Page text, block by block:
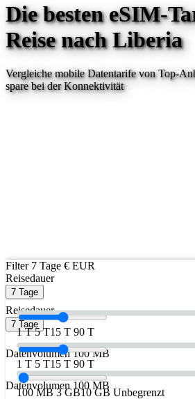
Die besten eSIM-
Reisenach Liberia
Vergleiche mobile Datentarife von Top-
spare bei der Konnektivität
Filter 7 Tage € EUR
Reisedauer
7 Tage
1 T 5 T15 T 90 T
Datenvolumen 100 MB
100 MB 3 GB10 GB Unbegrenzt
Reisedauer
7 Tage
1 T 5 T15 T 90 T
Datenvolumen 100 MB